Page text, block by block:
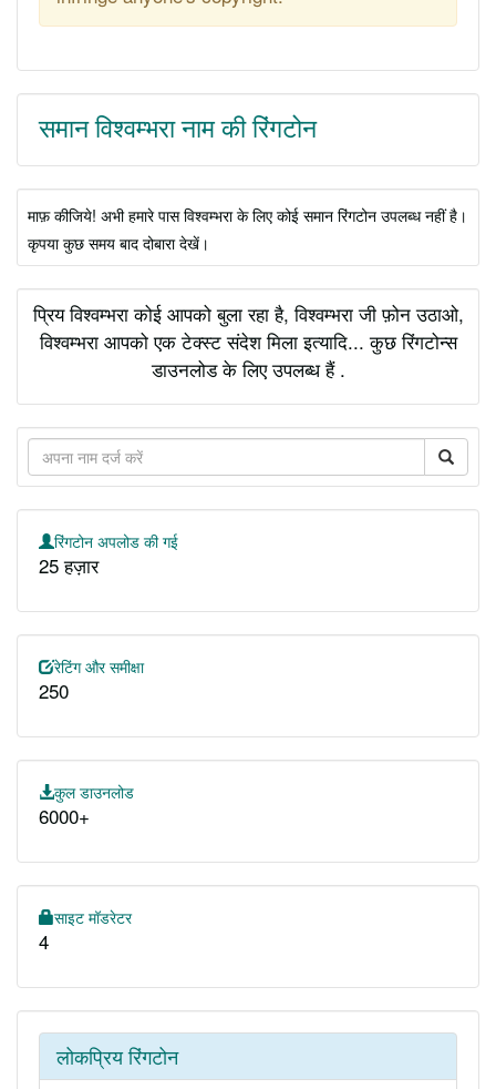
समान विश्वम्भरा नाम की रिंगटोन
माफ़ कीजिये! अभी हमारे पास विश्वम्भरा के लिए कोई समान रिंगटोन उपलब्ध नहीं है।
कृपया कुछ समय बाद दोबारा देखें।
प्रिय विश्वम्भरा कोई आपको बुला रहा है, विश्वम्भरा जी फ़ोन उठाओ,
विश्वम्भरा आपको एक टेक्स्ट संदेश मिला इत्यादि... कुछ रिंगटोन्स
डाउनलोड के लिए उपलब्ध हैं .
रिंगटोन अपलोड की गई
25 हज़ार
रेटिंग और समीक्षा
250
कुल डाउनलोड
6000+
साइट मॉडरेटर
4
लोकप्रिय रिंगटोन